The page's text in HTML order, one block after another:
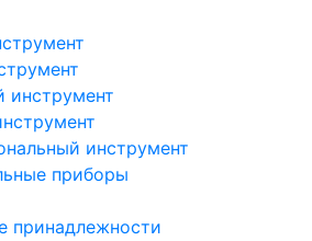
инструмент
инструмент
приборы
принадлежности